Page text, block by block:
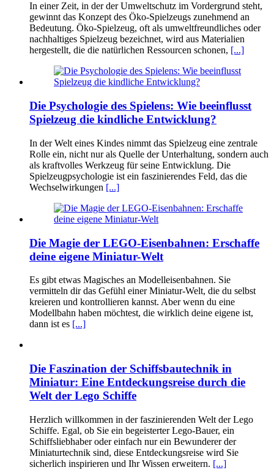
In einer Zeit, in der der Umweltschutz im Vordergrund steht,
gewinnt das Konzept des Öko-Spielzeugs zunehmend an
Bedeutung. Öko-Spielzeug, oft als umweltfreundliches oder
nachhaltiges Spielzeug bezeichnet, wird aus Materialien
hergestellt, die die natürlichen Ressourcen schonen, [...]
Die Psychologie des Spielens: Wie beeinflusst
Spielzeug die kindliche Entwicklung?
In der Welt eines Kindes nimmt das Spielzeug eine zentrale
Rolle ein, nicht nur als Quelle der Unterhaltung, sondern auch
als kraftvolles Werkzeug für seine Entwicklung. Die
Spielzeugpsychologie ist ein faszinierendes Feld, das die
Wechselwirkungen [...]
Die Magie der LEGO-Eisenbahnen: Erschaffe
deine eigene Miniatur-Welt
Es gibt etwas Magisches an Modelleisenbahnen. Sie
vermitteln dir das Gefühl einer Miniatur-Welt, die du selbst
kreieren und kontrollieren kannst. Aber wenn du eine
Modellbahn haben möchtest, die wirklich deine eigene ist,
dann ist es [...]
Die Faszination der Schiffsbautechnik in
Miniatur: Eine Entdeckungsreise durch die
Welt der Lego Schiffe
Herzlich willkommen in der faszinierenden Welt der Lego
Schiffe. Egal, ob Sie ein begeisterter Lego-Bauer, ein
Schiffsliebhaber oder einfach nur ein Bewunderer der
Miniaturtechnik sind, diese Entdeckungsreise wird Sie
sicherlich inspirieren und Ihr Wissen erweitern. [...]